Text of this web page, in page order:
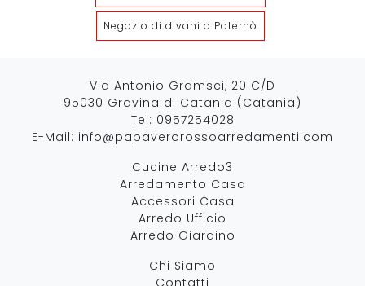
Negozio di divani a Paternò
Via Antonio Gramsci, 20 C/D
95030 Gravina di Catania (Catania)
Tel: 0957254028
E-Mail: info@papaverorossoarredamenti.com
Cucine Arredo3
Arredamento Casa
Accessori Casa
Arredo Ufficio
Arredo Giardino
Chi Siamo
Contatti